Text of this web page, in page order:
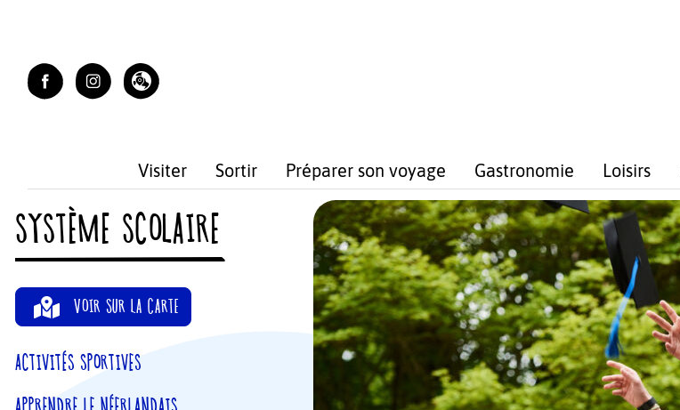
Visiter Sortir Préparer son voyage Gastronomie Loisirs
SYSTÈME SCOLAIRE
VOIR SUR LA CARTE
ACTIVITÉS SPORTIVES